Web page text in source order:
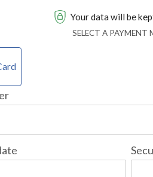
Your data will be
SELECT A PAYMENT